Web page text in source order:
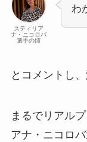
スティリア
ナ・ニコロバ
選手の姉
わ
とコメントし
まるでリアル
アナ・ニコロ